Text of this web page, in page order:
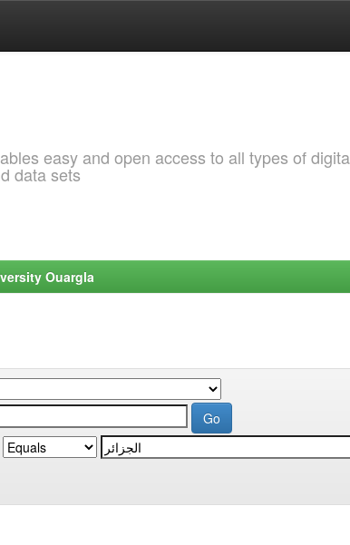
easy and open access to all types of
data sets
Ouargla